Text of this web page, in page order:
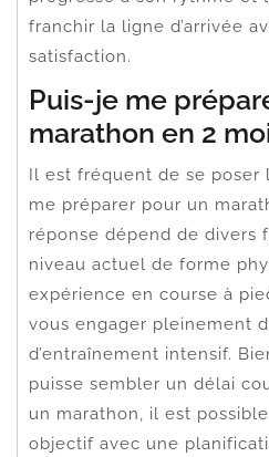
franchir la ligne d’arrivée
satisfaction.
Puis-je me
marathon en 2
Il est fréquent de se poser
me préparer pour un
réponse dépend de divers
niveau actuel de forme
expérience en course à
vous engager pleinement
d’entraînement intensif.
puisse sembler un délai
un marathon, il est
objectif avec une